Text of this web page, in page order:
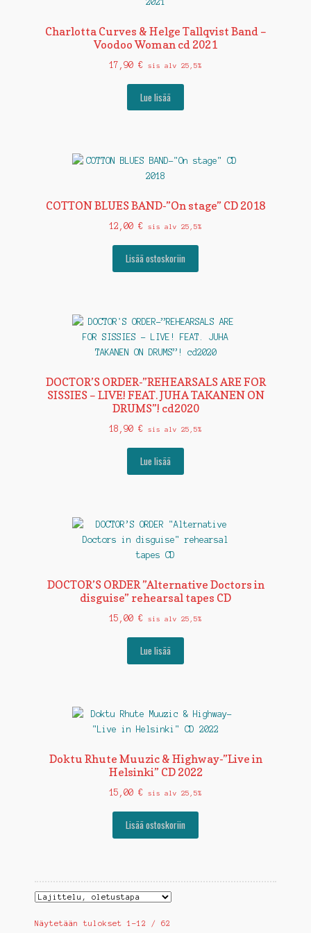
Charlotta Curves & Helge Tallqvist Band –
Voodoo Woman cd 2021
17,90 € sis alv 25,5%
Lue lisää
COTTON BLUES BAND-”On stage” CD 2018
12,00 € sis alv 25,5%
Lisää ostoskoriin
DOCTOR’S ORDER-”REHEARSALS ARE FOR
SISSIES – LIVE! FEAT. JUHA TAKANEN ON
DRUMS”! cd2020
18,90 € sis alv 25,5%
Lue lisää
DOCTOR’S ORDER ”Alternative Doctors in
disguise” rehearsal tapes CD
15,00 € sis alv 25,5%
Lue lisää
Doktu Rhute Muuzic & Highway-”Live in
Helsinki” CD 2022
15,00 € sis alv 25,5%
Lisää ostoskoriin
Näytetään tulokset 1–12 / 62